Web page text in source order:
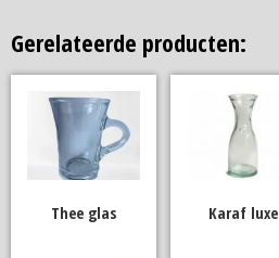
Gerelateerde producten:
Thee glas Karaf luxe